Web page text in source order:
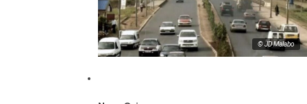
© JD Malabo